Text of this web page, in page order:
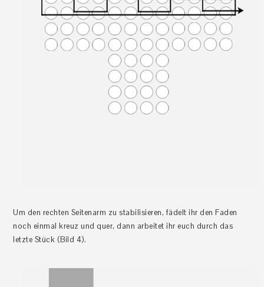
Um den rechten Seitenarm zu stabilisieren, fädelt ihr den Faden
noch einmal kreuz und quer, dann arbeitet ihr euch durch das
letzte Stück (Bild 4).